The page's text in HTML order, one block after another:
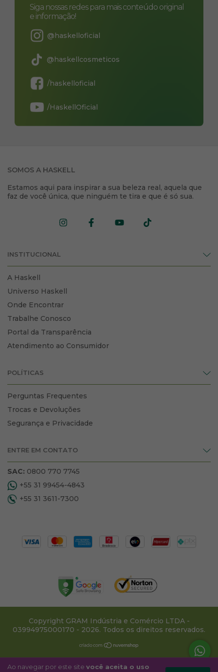
Ao navegar por este site você aceita o uso
Siga nossas redes para mais conteúdo original
e informação!
@haskelloficial
@haskellcosmeticos
/haskelloficial
/HaskellOficial
SOMOS A HASKELL
Estamos aqui para inspirar a sua beleza real, aquela que
faz de você única, que ninguém te tira e que é só sua.
INSTITUCIONAL
A Haskell
Universo Haskell
Onde Encontrar
Trabalhe Conosco
Portal da Transparência
Atendimento ao Consumidor
POLÍTICAS
Perguntas Frequentes
Trocas e Devoluções
Segurança e Privacidade
ENTRE EM CONTATO
SAC: 0800 770 7745
+55 31 99454-4843
+55 31 3611-7300
Copyright GRAM Indústria e Comércio LTDA -
03994975000170 - 2026. Todos os direitos reservados.